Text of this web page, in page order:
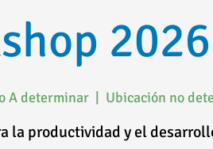
2026
A determinar Ubicación no
la productividad y el